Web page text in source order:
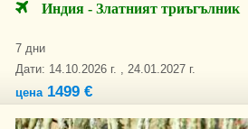
Индия - Златният триъгълник
7 дни
Дати: 14.10.2026 г. , 24.01.2027 г.
цена1499 €